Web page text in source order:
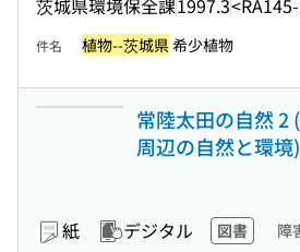
件名 植物--茨城県希少植物
常陸太田の自然 2
周辺の自然と環境)
紙 デジタル 図書 障